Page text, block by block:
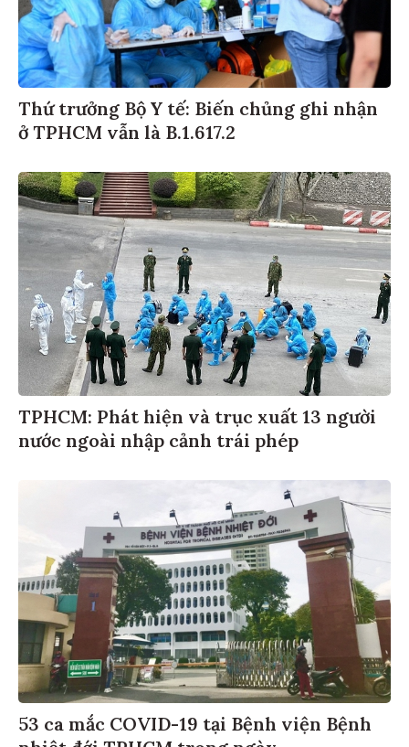
Thứ trưởng Bộ Y tế: Biến chủng ghi nhận
ở TPHCM vẫn là B.1.617.2
TPHCM: Phát hiện và trục xuất 13 người
nước ngoài nhập cảnh trái phép
53 ca mắc COVID-19 tại Bệnh viện Bệnh